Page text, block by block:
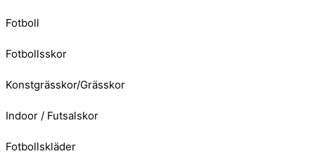
Fotboll
Fotbollsskor
Konstgrässkor/Grässkor
Indoor / Futsalskor
Fotbollskläder